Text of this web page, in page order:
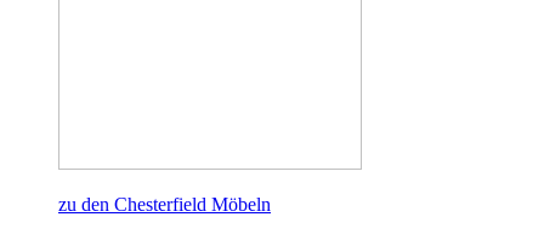
zu den Chesterfield Möbeln